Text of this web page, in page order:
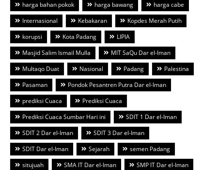
harga bahan pokok
harga bawang
harga cabe
Internasional
Kebakaran
Kopdes Merah Putih
korupsi
Kota Padang
LIPIA
Masjid Salim Ismail Mulla
MIT SaQu Dar el-Iman
Multaqo Duat
Nasional Padang
Palestina
Pasaman
Pondok Pesantren Putra Dar el-Iman
prediksi Cuaca
Prediksi Cuaca
Prediksi Cuaca Sumbar Hari ini
SDIT 1 Dar el-Iman
SDIT 2 Dar el-Iman
SDIT 3 Dar el-Iman
SDIT Dar el-Iman
Sejarah
semen Padang
situjuah
SMA IT Dar el-Iman
SMP IT Dar el-Iman